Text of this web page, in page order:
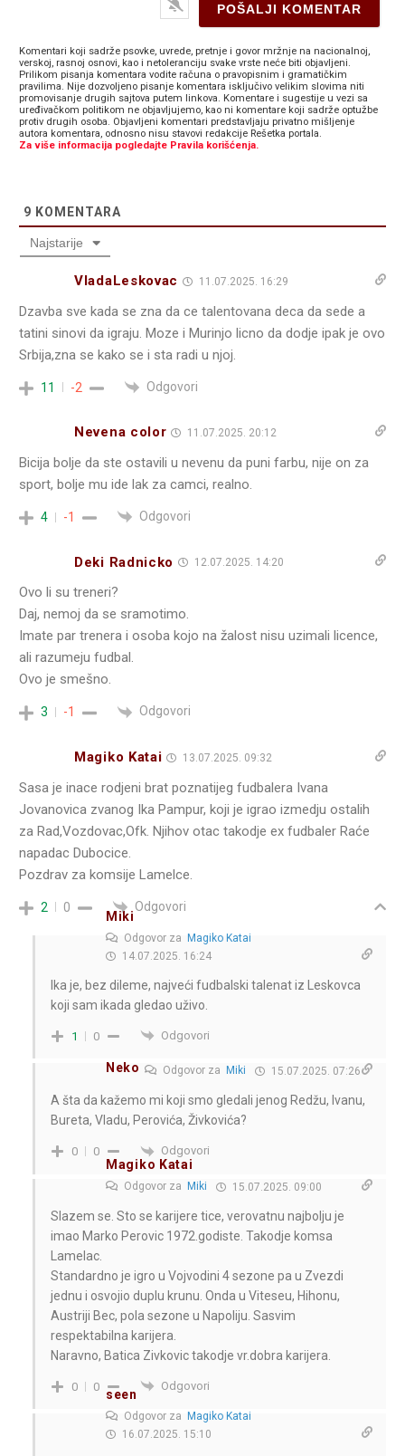
Komentari koji sadrže psovke, uvrede, pretnje i govor mržnje na nacionalnoj,
verskoj, rasnoj osnovi, kao i netoleranciju svake vrste neće biti objavljeni.
Prilikom pisanja komentara vodite računa o pravopisnim i gramatičkim
pravilima. Nije dozvoljeno pisanje komentara isključivo velikim slovima niti
promovisanje drugih sajtova putem linkova. Komentare i sugestije u vezi sa
uređivačkom politikom ne objavljujemo, kao ni komentare koji sadrže optužbe
protiv drugih osoba. Objavljeni komentari predstavljaju privatno mišljenje
autora komentara, odnosno nisu stavovi redakcije Rešetka portala.
Za više informacija pogledajte Pravila korišćenja.
9 KOMENTARA
Najstarije
VladaLeskovac 11.07.2025. 16:29
Dzavba sve kada se zna da ce talentovana deca da sede a
tatini sinovi da igraju. Moze i Murinjo licno da dodje ipak je ovo
Srbija,zna se kako se i sta radi u njoj.
11 -2 Odgovori
Nevena color 11.07.2025. 20:12
Bicija bolje da ste ostavili u nevenu da puni farbu, nije on za
sport, bolje mu ide lak za camci, realno.
4 -1 Odgovori
Deki Radnicko 12.07.2025. 14:20
Ovo li su treneri?
Daj, nemoj da se sramotimo.
Imate par trenera i osoba kojo na žalost nisu uzimali licence,
ali razumeju fudbal.
Ovo je smešno.
3 -1 Odgovori
Magiko Katai 13.07.2025. 09:32
Sasa je inace rodjeni brat poznatijeg fudbalera Ivana
Jovanovica zvanog Ika Pampur, koji je igrao izmedju ostalih
za Rad,Vozdovac,Ofk. Njihov otac takodje ex fudbaler Raće
napadac Dubocice.
Pozdrav za komsije Lamelce.
2 0 Odgovori
Miki
Odgovor za Magiko Katai
14.07.2025. 16:24
Ika je, bez dileme, najveći fudbalski talenat iz Leskovca
koji sam ikada gledao uživo.
1 0 Odgovori
Neko Odgovor za Miki 15.07.2025. 07:26
A šta da kažemo mi koji smo gledali jenog Redžu, Ivanu,
Bureta, Vladu, Perovića, Živkovića?
0 0 Odgovori
Magiko Katai
Odgovor za Miki 15.07.2025. 09:00
Slazem se. Sto se karijere tice, verovatnu najbolju je
imao Marko Perovic 1972.godiste. Takodje komsa
Lamelac.
Standardno je igro u Vojvodini 4 sezone pa u Zvezdi
jednu i osvojio duplu krunu. Onda u Viteseu, Hihonu,
Austriji Bec, pola sezone u Napoliju. Sasvim
respektabilna karijera.
Naravno, Batica Zivkovic takodje vr.dobra karijera.
0 0 Odgovori
seen
Odgovor za
Magiko Katai
16.07.2025. 15:10